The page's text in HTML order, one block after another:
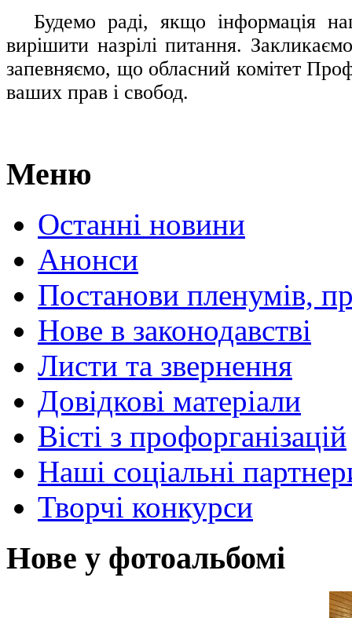
Будемо раді, якщо інформація
вирішити назрілі питання.
запевняємо, що обласний комітет
ваших прав і свобод.
Меню
Останні новини
Анонси
Постанови пленумів,
Нове в законодавстві
Листи та звернення
Довідкові матеріали
Вісті з профорганізацій
Наші соціальні
Творчі конкурси
Нове у фотоальбомі